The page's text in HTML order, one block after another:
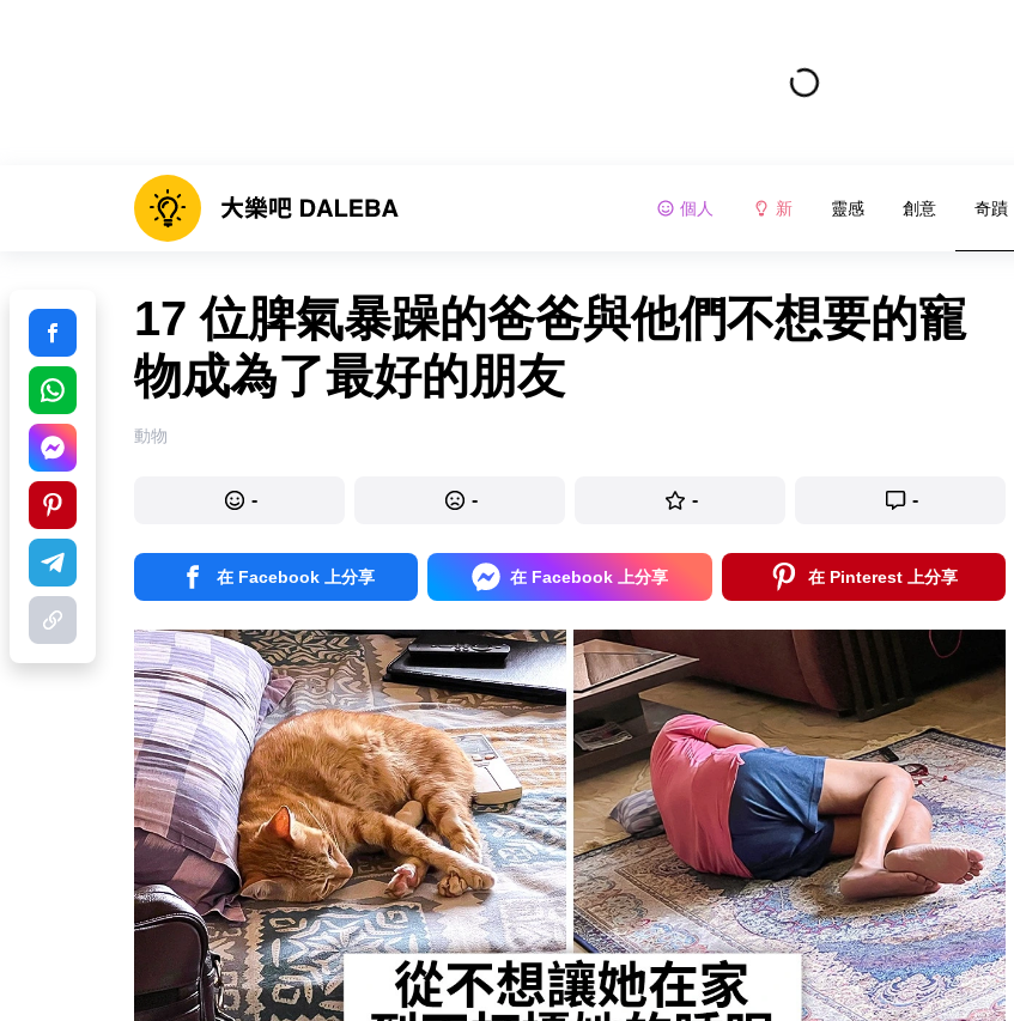
個人 新 靈感 創意 奇蹟
17 位脾氣暴躁的爸爸與他們不想要的寵
物成為了最好的朋友
動物
- - - -
在 Facebook 上分享 在 Facebook 上分享 在 Pinterest 上分享